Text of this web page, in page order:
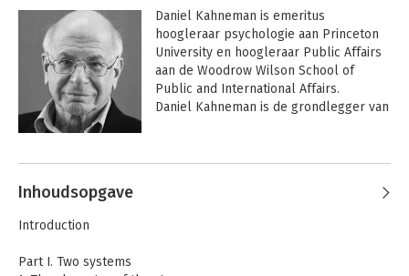
Daniel Kahneman is emeritus
hoogleraar psychologie aan Princeton
University en hoogleraar Public Affairs
aan de Woodrow Wilson School of
Public and International Affairs.
Daniel Kahneman is de grondlegger van
met het idee van de rationeel
voordeel handelt. Daarvoor in de plaats
Andere boeken door Daniel
Kahneman
Inhoudsopgave
Introduction
Part I. Two systems